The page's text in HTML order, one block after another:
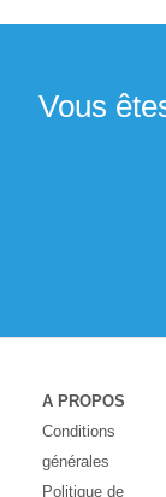
Vous
A PROPOS
Conditions
générales
Politique de